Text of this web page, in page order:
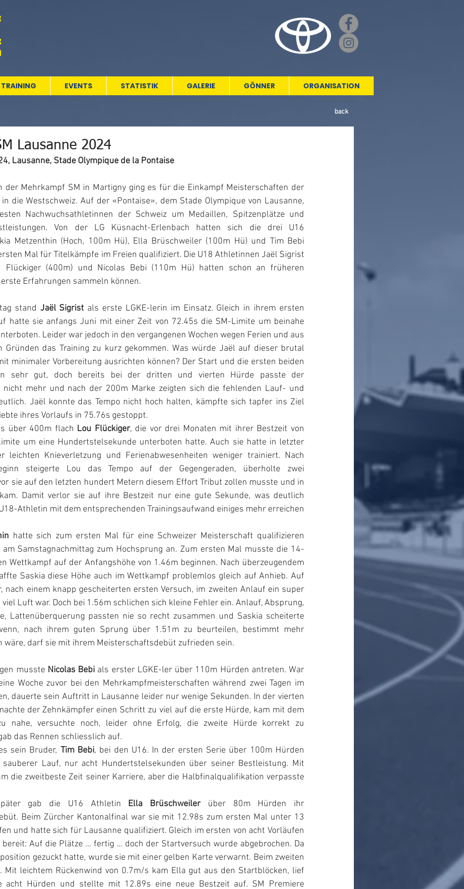
TRAINING EVENTS STATISTIK GALERIE GÖNNER ORGANISATION
Lausanne 2024
Lausanne, Stade Olympique de la Pontaise
der Mehrkampf SM in Martigny ging es für die Einkampf Meisterschaften der
die Westschweiz. Auf der «Pontaise», dem Stade Olympique von Lausanne,
Nachwuchsathletinnen der Schweiz um Medaillen, Spitzenplätze und
Von der LG Küsnacht-Erlenbach hatten sich die drei U16
Metzenthin (Hoch, 100m Hü), Ella Brüschweiler (100m Hü) und Tim Bebi
Mal für Titelkämpfe im Freien qualifiziert. Die U18 Athletinnen Jaël Sigrist
Flückiger (400m) und Nicolas Bebi (110m Hü) hatten schon an früheren
Erfahrungen sammeln können.
stand Jaël Sigrist als erste LGKE-lerin im Einsatz. Gleich in ihrem ersten
hatte sie anfangs Juni mit einer Zeit von 72.45s die SM-Limite um beinahe
Leider war jedoch in den vergangenen Wochen wegen Ferien und aus
Gründen das Training zu kurz gekommen. Was würde Jaël auf dieser brutal
minimaler Vorbereitung ausrichten können? Der Start und die ersten beiden
sehr gut, doch bereits bei der dritten und vierten Hürde passte der
mehr und nach der 200m Marke zeigten sich die fehlenden Lauf- und
Jaël konnte das Tempo nicht hoch halten, kämpfte sich tapfer ins Ziel
ihres Vorlaufs in 75.76s gestoppt.
über 400m flach Lou Flückiger, die vor drei Monaten mit ihrer Bestzeit von
um eine Hundertstelsekunde unterboten hatte. Auch sie hatte in letzter
leichten Knieverletzung und Ferienabwesenheiten weniger trainiert. Nach
steigerte Lou das Tempo auf der Gegengeraden, überholte zwei
sie auf den letzten hundert Metern diesem Effort Tribut zollen musste und in
Damit verlor sie auf ihre Bestzeit nur eine gute Sekunde, was deutlich
Athletin mit dem entsprechenden Trainingsaufwand einiges mehr erreichen
hatte sich zum ersten Mal für eine Schweizer Meisterschaft qualifizieren
Samstagnachmittag zum Hochsprung an. Zum ersten Mal musste die 14-
Wettkampf auf der Anfangshöhe von 1.46m beginnen. Nach überzeugendem
Saskia diese Höhe auch im Wettkampf problemlos gleich auf Anhieb. Auf
nach einem knapp gescheiterten ersten Versuch, im zweiten Anlauf ein super
viel Luft war. Doch bei 1.56m schlichen sich kleine Fehler ein. Anlauf, Absprung,
Lattenüberquerung passten nie so recht zusammen und Saskia scheiterte
nach ihrem guten Sprung über 1.51m zu beurteilen, bestimmt mehr
wäre, darf sie mit ihrem Meisterschaftsdebüt zufrieden sein.
musste Nicolas Bebi als erster LGKE-ler über 110m Hürden antreten. War
Woche zuvor bei den Mehrkampfmeisterschaften während zwei Tagen im
dauerte sein Auftritt in Lausanne leider nur wenige Sekunden. In der vierten
der Zehnkämpfer einen Schritt zu viel auf die erste Hürde, kam mit dem
nahe, versuchte noch, leider ohne Erfolg, die zweite Hürde korrekt zu
das Rennen schliesslich auf.
sein Bruder, Tim Bebi, bei den U16. In der ersten Serie über 100m Hürden
sauberer Lauf, nur acht Hundertstelsekunden über seiner Bestleistung. Mit
die zweitbeste Zeit seiner Karriere, aber die Halbfinalqualifikation verpasste
gab die U16 Athletin Ella Brüschweiler über 80m Hürden ihr
Beim Zürcher Kantonalfinal war sie mit 12.98s zum ersten Mal unter 13
und hatte sich für Lausanne qualifiziert. Gleich im ersten von acht Vorläufen
Auf die Plätze ... fertig ... doch der Startversuch wurde abgebrochen. Da
gezuckt hatte, wurde sie mit einer gelben Karte verwarnt. Beim zweiten
Mit leichtem Rückenwind von 0.7m/s kam Ella gut aus den Startblöcken, lief
acht Hürden und stellte mit 12.89s eine neue Bestzeit auf. SM Premiere
back